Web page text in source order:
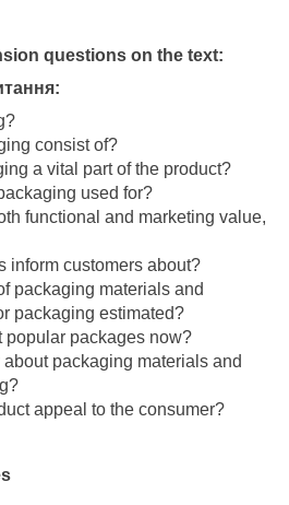
questions on the text:
consist of?
a vital part of the product?
used for?
functional and marketing value,
inform customers about?
packaging materials and
packaging estimated?
popular packages now?
packaging materials and
appeal to the consumer?